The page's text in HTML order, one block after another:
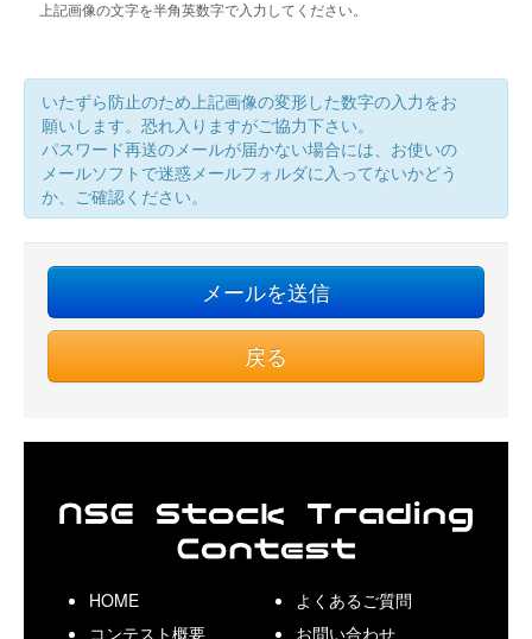
上記画像の文字を半角英数字で入力してください。
いたずら防止のため上記画像の変形した数字の入力をお
願いします。恐れ入りますがご協力下さい。
パスワード再送のメールが届かない場合には、お使いの
メールソフトで迷惑メールフォルダに入ってないかどう
か、ご確認ください。
戻る
HOME
コンテスト概要
よくあるご質問
お問い合わせ